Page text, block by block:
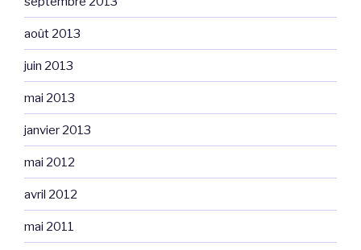
août 2013
juin 2013
mai 2013
janvier 2013
mai 2012
avril 2012
mai 2011